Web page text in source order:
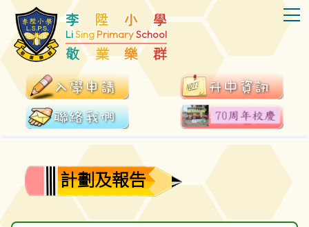
李 陞 小 學
LiSingPrimarySchool
敬 業 樂 群
計劃及報告